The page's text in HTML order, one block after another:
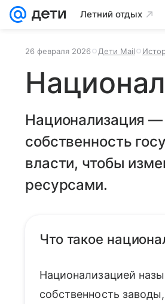
Летний отдых
26 февраля 2026 Дети Mail
Национализация —
собственность
власти, чтобы
ресурсами.
Что такое
Национализацией
собственность